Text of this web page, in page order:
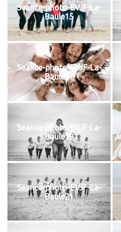
Seance-photo-EVJF-La-
Baule15
Seance-photo-EVJF-La-
Baule17
Seance-photo-EVJF-La-
Baule19
Seance-photo-EVJF-La-
Baule21